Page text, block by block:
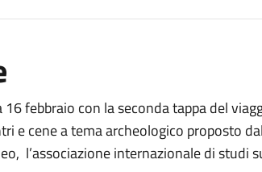
febbraio con la seconda tappa del
e cene a tema archeologico proposto
l’associazione internazionale di studi